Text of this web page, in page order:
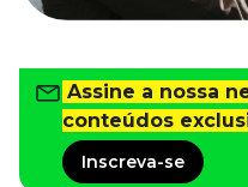
Cursos
Todos os Cursos
Explore o nosso acervo
Departamento
Para simplificar os
Assine a nossa
conteúdos
Inscreva-se